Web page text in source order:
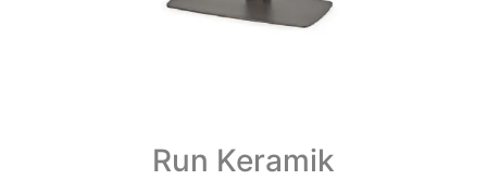
Run Keramik